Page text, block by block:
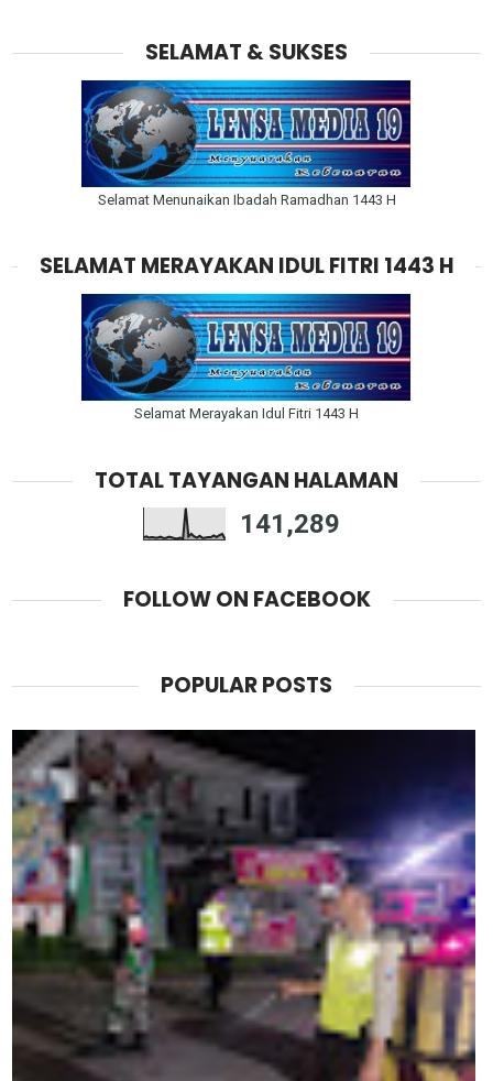
SELAMAT & SUKSES
Selamat Menunaikan Ibadah Ramadhan 1443 H
SELAMAT MERAYAKAN IDUL FITRI 1443 H
Selamat Merayakan Idul Fitri 1443 H
TOTAL TAYANGAN HALAMAN
141,289
FOLLOW ON FACEBOOK
POPULAR POSTS